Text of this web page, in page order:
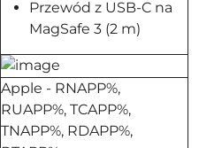
Przewód z USB-C na
MagSafe 3 (2 m)
Apple - RNAPP%,
RUAPP%, TCAPP%,
TNAPP%, RDAPP%,